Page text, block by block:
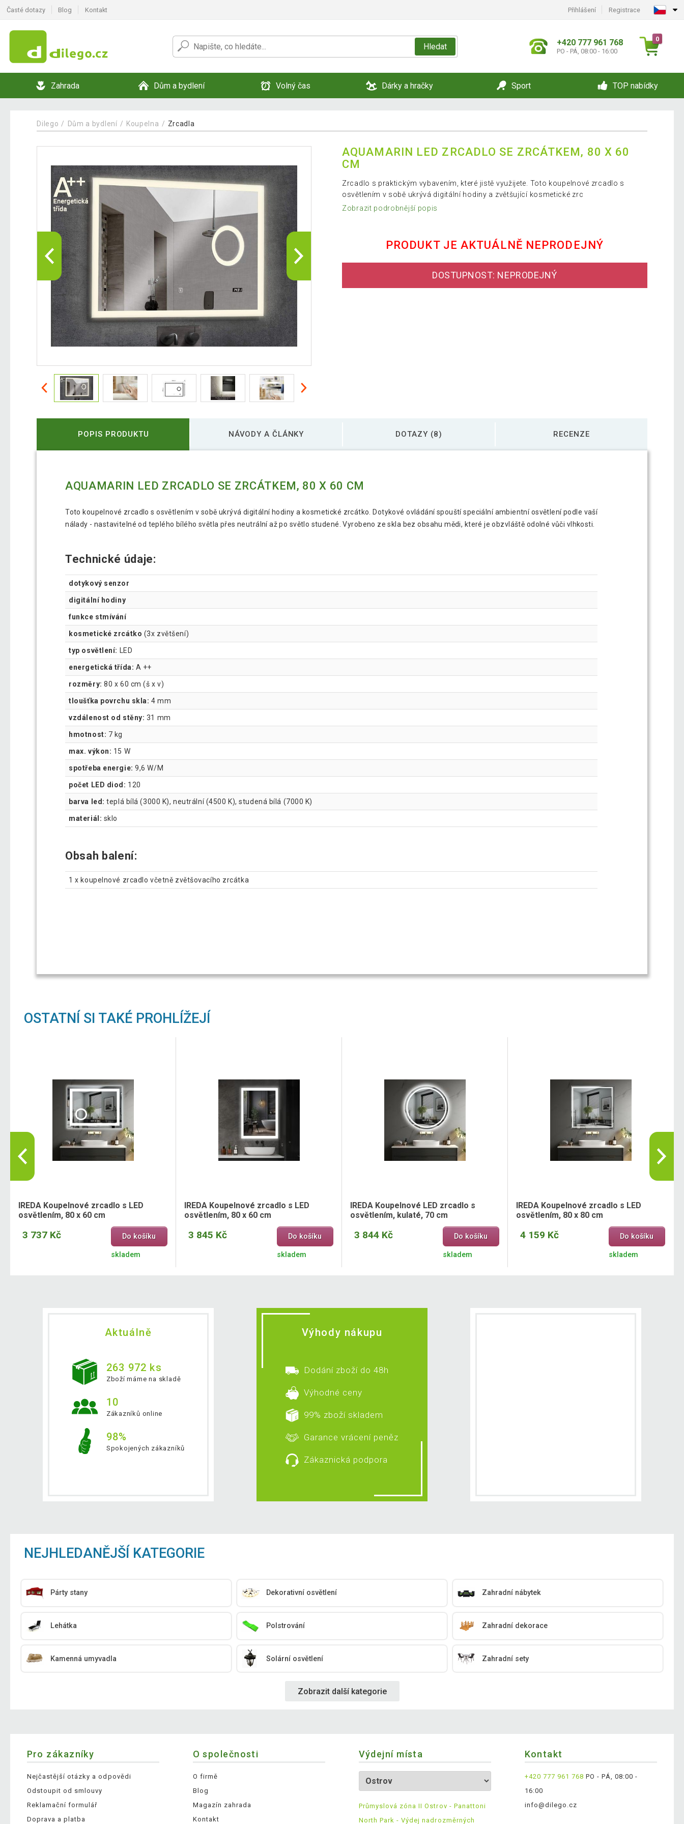
Časté dotazy Blog Kontakt Přihlášení Registrace
Hledat +420 777 961 768
PO - PÁ, 08:00 - 16:00
0
Zahrada Dům a bydlení Volný čas Dárky a hračky Sport TOP nabídky
Dilego Dům a bydlení Koupelna Zrcadla
AQUAMARIN LED ZRCADLO SE ZRCÁTKEM, 80 X 60
CM
Zrcadlo s praktickým vybavením, které jistě využijete. Toto koupelnové zrcadlo s
osvětlením v sobě ukrývá digitální hodiny a zvětšující kosmetické zrc
Zobrazit podrobnější popis
PRODUKT JE AKTUÁLNĚ NEPRODEJNÝ
DOSTUPNOST: NEPRODEJNÝ
POPIS PRODUKTU NÁVODY A ČLÁNKY DOTAZY (8) RECENZE
AQUAMARIN LED ZRCADLO SE ZRCÁTKEM, 80 X 60 CM
Toto koupelnové zrcadlo s osvětlením v sobě ukrývá digitální hodiny a kosmetické zrcátko. Dotykové ovládání spouští speciální ambientní osvětlení podle vaší
nálady - nastavitelné od teplého bílého světla přes neutrální až po světlo studené. Vyrobeno ze skla bez obsahu mědi, které je obzvláště odolné vůči vlhkosti.
Technické údaje:
dotykový senzor
digitální hodiny
funkce stmívání
kosmetické zrcátko (3x zvětšení)
typ osvětlení: LED
energetická třída: A ++
rozměry: 80 x 60 cm (š x v)
tloušťka povrchu skla: 4 mm
vzdálenost od stěny: 31 mm
hmotnost: 7 kg
max. výkon: 15 W
spotřeba energie: 9,6 W/M
počet LED diod: 120
barva led: teplá bílá (3000 K), neutrální (4500 K), studená bílá (7000 K)
materiál: sklo
Obsah balení:
1 x koupelnové zrcadlo včetně zvětšovacího zrcátka
OSTATNÍ SI TAKÉ PROHLÍŽEJÍ
IREDA Koupelnové zrcadlo s LED
osvětlením, 80 x 60 cm
3 737 Kč Do košíku
skladem
IREDA Koupelnové zrcadlo s LED
osvětlením, 80 x 60 cm
3 845 Kč Do košíku
skladem
IREDA Koupelnové LED zrcadlo s
osvětlením, kulaté, 70 cm
3 844 Kč Do košíku
skladem
IREDA Koupelnové zrcadlo s LED
osvětlením, 80 x 80 cm
4 159 Kč Do košíku
skladem
Aktuálně
263 972 ks
Zboží máme na skladě
10
Zákazníků online
98%
Spokojených zákazníků
Výhody nákupu
Dodání zboží do 48h
Výhodné ceny
99% zboží skladem
Garance vrácení peněz
Zákaznická podpora
NEJHLEDANĚJŠÍ KATEGORIE
Párty stany Dekorativní osvětlení Zahradní nábytek
Lehátka Polstrování Zahradní dekorace
Kamenná umyvadla Solární osvětlení Zahradní sety
Zobrazit další kategorie
Pro zákazníky
Nejčastější otázky a odpovědi
Odstoupit od smlouvy
Reklamační formulář
Doprava a platba
O společnosti
O firmě
Blog
Magazín zahrada
Kontakt
Výdejní místa
Průmyslová zóna II Ostrov - Panattoni
North Park - Výdej nadrozměrných
Kontakt
+420 777 961 768 PO - PÁ, 08:00 -
16:00
info@dilego.cz